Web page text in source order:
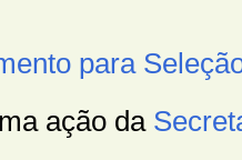
para
ação da